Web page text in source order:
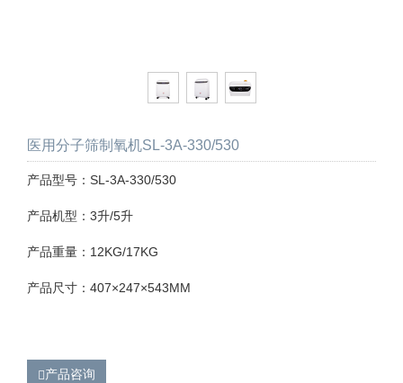
医用分子筛制氧机SL-3A-330/530
产品型号：SL-3A-330/530
产品机型：3升/5升
产品重量：12KG/17KG
产品尺寸：407×247×543MM
产品咨询